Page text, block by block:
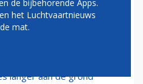
verder uit
langer aan de grond
de bijbehorende Apps.
het Luchtvaartnieuws
mat.